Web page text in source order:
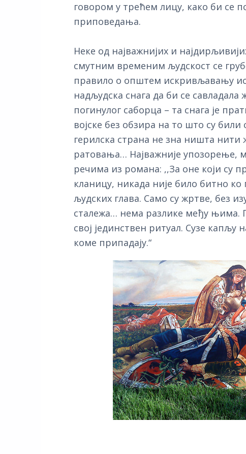
говором у трећем лицу, како би се
приповедања.
Неке од најважнијих и
смутним временим људскост се
правило о општем искривљавању
надљудска снага да би се савладала
погинулог саборца – та снага је
војске без обзира на то што су
герилска страна не зна ништа нити
ратовања… Најважније упозорење,
речима из романа: ,,За оне који су
кланицу, никада није било битно
људских глава. Само су жртве, без
сталежа… нема разлике међу њима.
свој јединствен ритуал. Сузе капљу
коме припадају.“